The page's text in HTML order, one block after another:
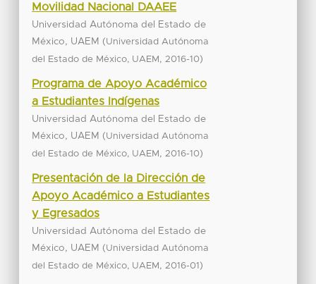
Movilidad Nacional DAAEE
Universidad Autónoma del Estado de
México, UAEM (Universidad Autónoma
del Estado de México, UAEM , 2016-10)
Programa de Apoyo Académico
a Estudiantes Indígenas
Universidad Autónoma del Estado de
México, UAEM (Universidad Autónoma
del Estado de México, UAEM , 2016-10)
Presentación de la Dirección de
Apoyo Académico a Estudiantes
y Egresados
Universidad Autónoma del Estado de
México, UAEM (Universidad Autónoma
del Estado de México, UAEM , 2016-01 )